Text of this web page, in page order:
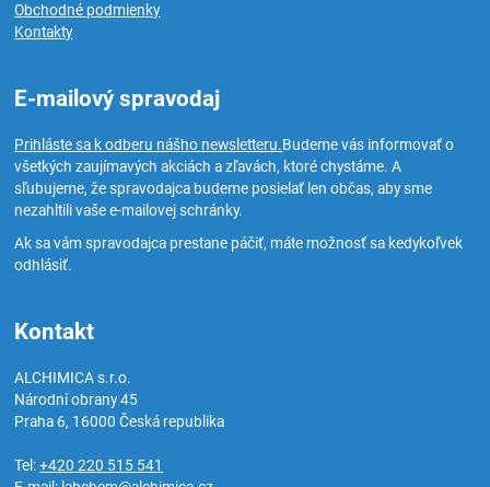
Obchodné podmienky
Kontakty
E-mailový spravodaj
Prihláste sa k odberu nášho newsletteru.Budeme vás informovať o
všetkých zaujímavých akciách a zľavách, ktoré chystáme. A
sľubujeme, že spravodajca budeme posielať len občas, aby sme
nezahltili vaše e-mailovej schránky.
Ak sa vám spravodajca prestane páčiť, máte možnosť sa kedykoľvek
odhlásiť.
Kontakt
ALCHIMICA s.r.o.
Národní obrany 45
Praha 6, 16000Česká republika
Tel:+420 220 515 541